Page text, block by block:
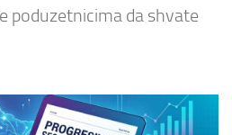
poduzetnicima da shvate